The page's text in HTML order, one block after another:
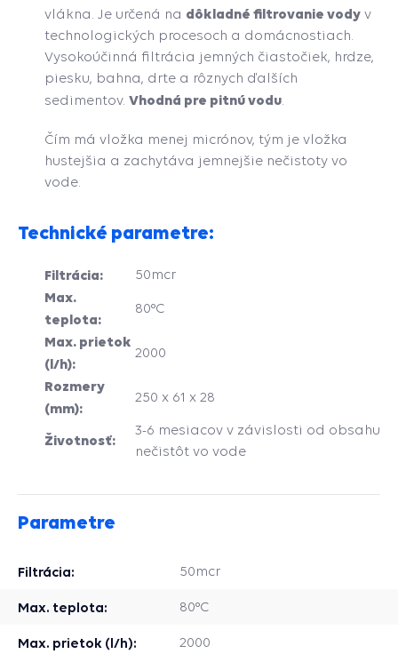
vlákna. Je určená na dôkladné filtrovanie vody v
technologických procesoch a domácnostiach.
Vysokoúčinná filtrácia jemných čiastočiek, hrdze,
piesku, bahna, drte a rôznych ďalších
sedimentov. Vhodná pre pitnú vodu
Čím má vložka menej micrónov, tým je vložka
hustejšia a zachytáva jemnejšie nečistoty vo
vode.
Technické parametre:
Filtrácia: 50mcr
Max.
teplota:
80°C
Max. prietok
(l/h):
2000
Rozmery
(mm):
250 x 61 x 28
Životnosť:
3-6 mesiacov v závislosti od obsahu
nečistôt vo vode
Parametre
Filtrácia: 50mcr
Max. teplota: 80°C
Max. prietok (l/h): 2000